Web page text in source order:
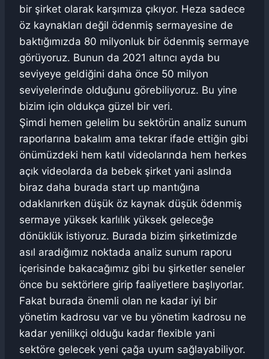
bir şirket olarak karşımıza çıkıyor. Heza sadece
öz kaynakları değil ödenmiş sermayesine de
baktığımızda 80 milyonluk bir ödenmiş sermaye
görüyoruz. Bunun da 2021 altıncı ayda bu
seviyeye geldiğini daha önce 50 milyon
seviyelerinde olduğunu görebiliyoruz. Bu yine
bizim için oldukça güzel bir veri.
Şimdi hemen gelelim bu sektörün analiz sunum
raporlarına bakalım ama tekrar ifade ettiğin gibi
önümüzdeki hem katıl videolarında hem herkes
açık videolarda da bebek şirket yani aslında
biraz daha burada start up mantığına
odaklanırken düşük öz kaynak düşük ödenmiş
sermaye yüksek karlılık yüksek geleceğe
dönüklük istiyoruz. Burada bizim şirketimizde
asıl aradığımız noktada analiz sunum raporu
içerisinde bakacağımız gibi bu şirketler seneler
önce bu sektörlere girip faaliyetlere başlıyorlar.
Fakat burada önemli olan ne kadar iyi bir
yönetim kadrosu var ve bu yönetim kadrosu ne
kadar yenilikçi olduğu kadar flexible yani
sektöre gelecek yeni çağa uyum sağlayabiliyor.